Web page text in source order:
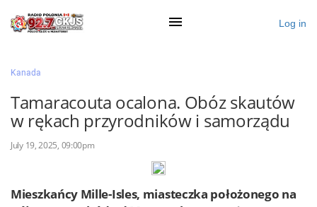
Ogłoś się
Działy
Zaloguj przez Clascal
Log in
Kanada
Tamaracouta ocalona. Obóz skautów
w rękach przyrodników i samorządu
July 19, 2025, 09:00pm
Mieszkańcy Mille-Isles, miasteczka położonego na